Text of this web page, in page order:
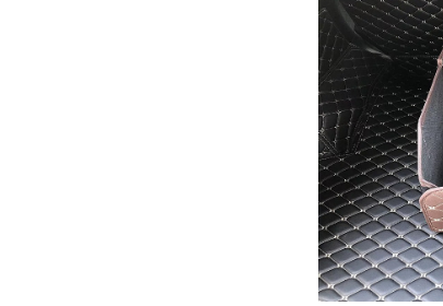
Tofas
Volvo
СМЗ